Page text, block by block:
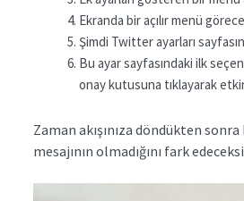
Ekranda bir açılır menü
Şimdi Twitter ayarları
Bu ayar sayfasındaki ilk
onay kutusuna tıklayarak
Zaman akışınıza döndükten
mesajının olmadığını fark